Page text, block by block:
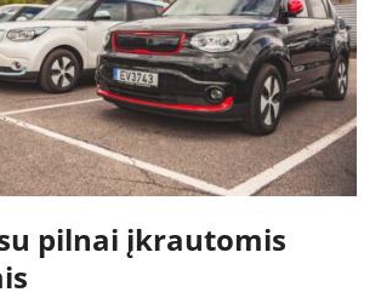
pilnai įkrautomis